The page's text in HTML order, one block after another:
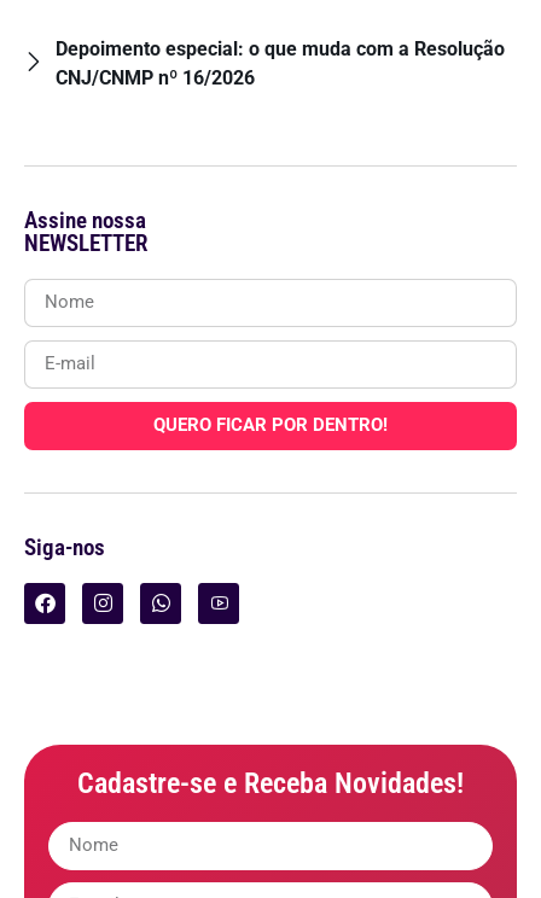
Depoimento especial: o que muda com a Resolução
CNJ/CNMP nº 16/2026
Assine nossa
NEWSLETTER
QUERO FICAR POR DENTRO!
Siga-nos
Cadastre-se e Receba Novidades!